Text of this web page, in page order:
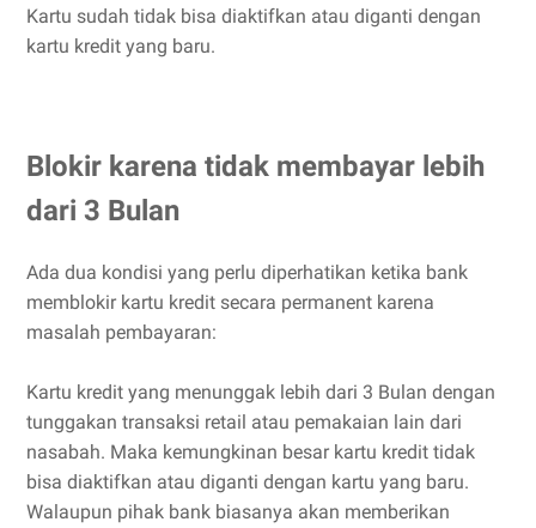
Kartu sudah tidak bisa diaktifkan atau diganti dengan
kartu kredit yang baru.
Blokir karena tidak membayar lebih
dari 3 Bulan
Ada dua kondisi yang perlu diperhatikan ketika bank
memblokir kartu kredit secara permanent karena
masalah pembayaran:
Kartu kredit yang menunggak lebih dari 3 Bulan dengan
tunggakan transaksi retail atau pemakaian lain dari
nasabah. Maka kemungkinan besar kartu kredit tidak
bisa diaktifkan atau diganti dengan kartu yang baru.
Walaupun pihak bank biasanya akan memberikan